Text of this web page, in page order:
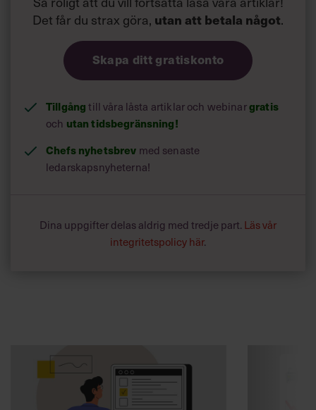
Det får du strax göra, utan att betala något.
Skapa ditt gratiskonto
Tillgångtill våra låsta artiklar och webinargratis
och utan tidsbegränsning!
Chefs nyhetsbrev med senaste
ledarskapsnyheterna!
Dina uppgifter delas aldrig med tredje part. Läs vår
integritetspolicy här.